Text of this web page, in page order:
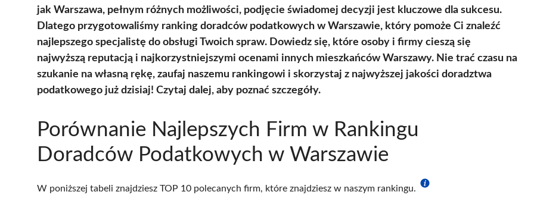
jak Warszawa, pełnym różnych możliwości, podjęcie świadomej decyzji jest kluczowe dla sukcesu.
Dlatego przygotowaliśmy ranking doradców podatkowych w Warszawie, który pomoże Ci znaleźć
najlepszego specjalistę do obsługi Twoich spraw. Dowiedz się, które osoby i firmy cieszą się
najwyższą reputacją i najkorzystniejszymi ocenami innych mieszkańców Warszawy. Nie trać czasu na
szukanie na własną rękę, zaufaj naszemu rankingowi i skorzystaj z najwyższej jakości doradztwa
podatkowego już dzisiaj! Czytaj dalej, aby poznać szczegóły.
Porównanie Najlepszych Firm w Rankingu
Doradców Podatkowych w Warszawie
W poniższej tabeli znajdziesz TOP 10 polecanych firm, które znajdziesz w naszym rankingu.